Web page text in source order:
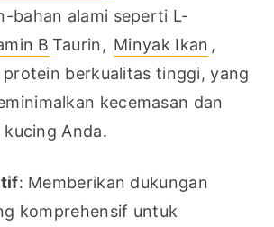
bahan alami seperti L-
B Taurin, Minyak Ikan
protein berkualitas tinggi, yang
kecemasan dan
Anda.
: Memberikan dukungan
komprehensif untuk